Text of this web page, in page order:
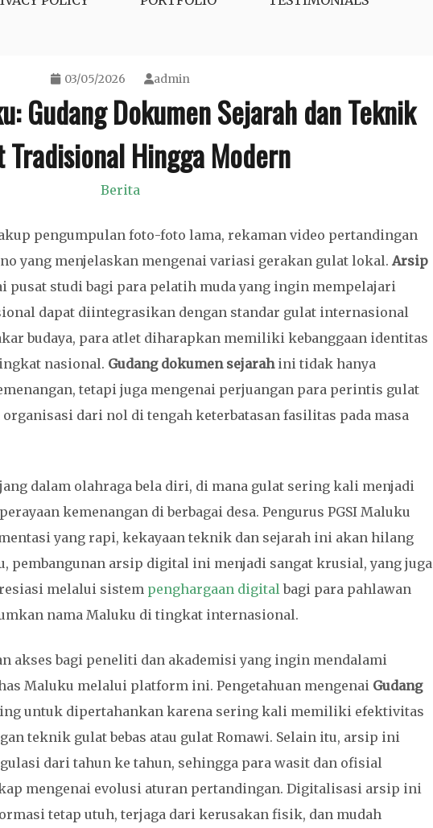
03/05/2026 admin
Gudang Dokumen Sejarah dan Teknik
Tradisional Hingga Modern
Berita
pengumpulan foto-foto lama, rekaman video pertandingan
yang menjelaskan mengenai variasi gerakan gulat lokal. Arsip
pusat studi bagi para pelatih muda yang ingin mempelajari
dapat diintegrasikan dengan standar gulat internasional
budaya, para atlet diharapkan memiliki kebanggaan identitas
nasional. Gudang dokumen sejarahini tidak hanya
tetapi juga mengenai perjuangan para perintis gulat
dari nol di tengah keterbatasan fasilitas pada masa
dalam olahraga bela diri, di mana gulat sering kali menjadi
kemenangan di berbagai desa. Pengurus PGSI Maluku
yang rapi, kekayaan teknik dan sejarah ini akan hilang
pembangunan arsip digital ini menjadi sangat krusial, yang juga
melalui sistem penghargaan digitalbagi para pahlawan
nama Maluku di tingkat internasional.
akses bagi peneliti dan akademisi yang ingin mendalami
Maluku melalui platform ini. Pengetahuan mengenai Gudang
untuk dipertahankan karena sering kali memiliki efektivitas
teknik gulat bebas atau gulat Romawi. Selain itu, arsip ini
dari tahun ke tahun, sehingga para wasit dan ofisial
mengenai evolusi aturan pertandingan. Digitalisasi arsip ini
tetap utuh, terjaga dari kerusakan fisik, dan mudah